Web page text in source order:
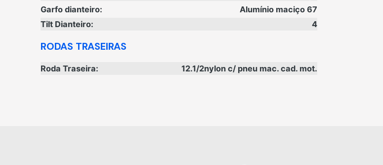
Garfo dianteiro:
Alumínio maciço 67
Tilt Dianteiro:
4
RODAS TRASEIRAS
Roda Traseira: 12.1/2nylon c/ pneu mac. cad. mot.